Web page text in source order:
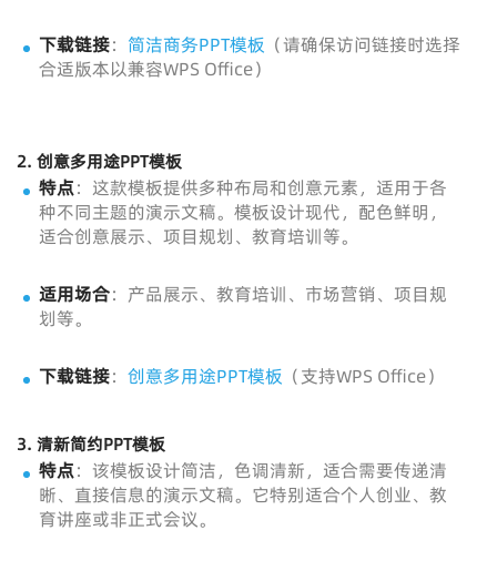
下载链接： 简洁商务PPT模板 （请确保访问链接时选择
合适版本以兼容WPS Office）
2. 创意多用途PPT模板
特点：这款模板提供多种布局和创意元素，适用于各
种不同主题的演示文稿。模板设计现代，配色鲜明，
适合创意展示、项目规划、教育培训等。
适用场合：产品展示、教育培训、市场营销、项目规
划等。
下载链接： 创意多用途PPT模板 （支持WPS Office）
3. 清新简约PPT模板
特点：该模板设计简洁，色调清新，适合需要传递清
晰、直接信息的演示文稿。它特别适合个人创业、教
育讲座或非正式会议。